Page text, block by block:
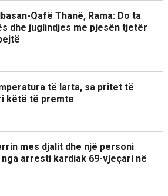
Qafë Thanë, Rama: Do ta
dhe juglindjes me pjesën tjetër
të larta, sa pritet të
këtë të premte
mes djalit dhe një personi
arresti kardiak 69-vjeçari në